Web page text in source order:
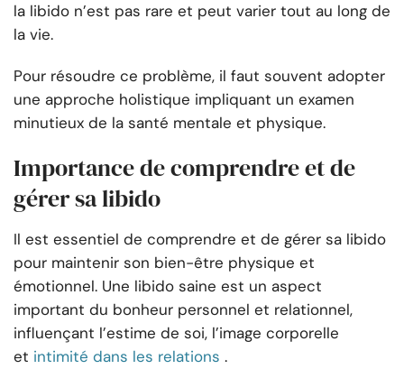
la libido n’est pas rare et peut varier tout au long de
la vie.
Pour résoudre ce problème, il faut souvent adopter
une approche holistique impliquant un examen
minutieux de la santé mentale et physique.
Importance de comprendre et de
gérer sa libido
Il est essentiel de comprendre et de gérer sa libido
pour maintenir son bien-être physique et
émotionnel. Une libido saine est un aspect
important du bonheur personnel et relationnel,
influençant l’estime de soi, l’image corporelle
et intimité dans les relations .